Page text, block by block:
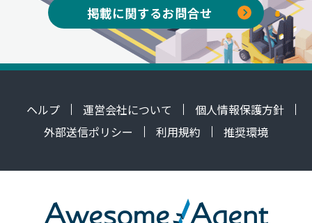
掲載に関するお問合せ
ヘルプ 運営会社について
個人情報保護方針
外部送信ポリシー
利用規約 推奨環境